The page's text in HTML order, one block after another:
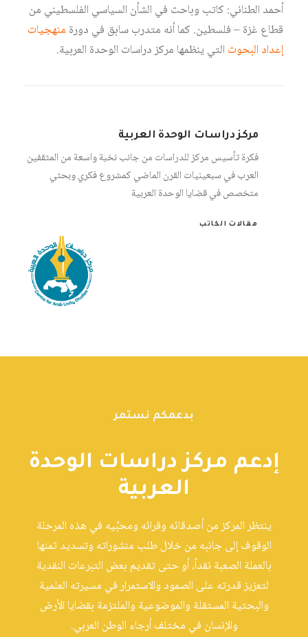
أحمد الطناني: كاتب وباحث في الشأن السياسي الفلسطيني من
قطاع غزة – فلسطين. كما أنه متدرب سابق في دورة منهجيات
إعداد البحوث التي ينظمها مركز دراسات الوحدة العربية.
مركز دراسات الوحدة العربية
فكرة تأسيس مركز للدراسات من جانب نخبة واسعة من المثقفين
العرب في سبعينيات القرن الماضي كمشروع فكري وبحثي
متخصص في قضايا الوحدة العربية
مقالات الكاتب
بدعمكم نستمر
إدعم مركز دراسات الوحدة
العربية
ينتظر المركز من أصدقائه وقرائه ومحبِّيه في هذه المرحلة
الوقوف إلى جانبه من خلال طلب منشوراته وتسديد ثمنها
بالعملة الصعبة نقداً، أو حتى تقديم بعض التبرعات النقدية
لتعزيز قدرته على الصمود والاستمرار في مسيرته العلمية
والبحثية المستقلة والموضوعية والملتزمة بقضايا الأرض
والإنسان في مختلف أرجاء الوطن العربي.